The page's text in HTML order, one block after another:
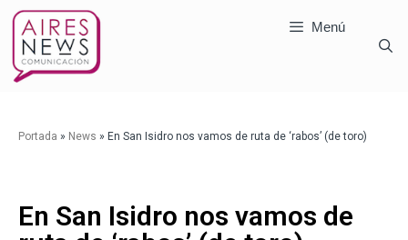
Menú
Portada » News » En San Isidro nos vamos de ruta de ‘rabos’ (de toro)
En San Isidro nos vamos de